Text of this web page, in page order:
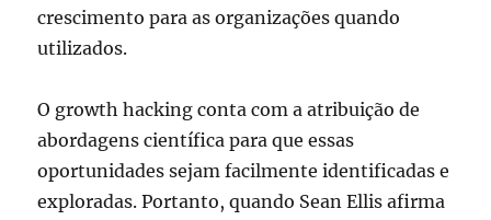
crescimento para as organizações quando
utilizados.
O growth hacking conta com a atribuição de
abordagens científica para que essas
oportunidades sejam facilmente identificadas e
exploradas. Portanto, quando Sean Ellis afirma